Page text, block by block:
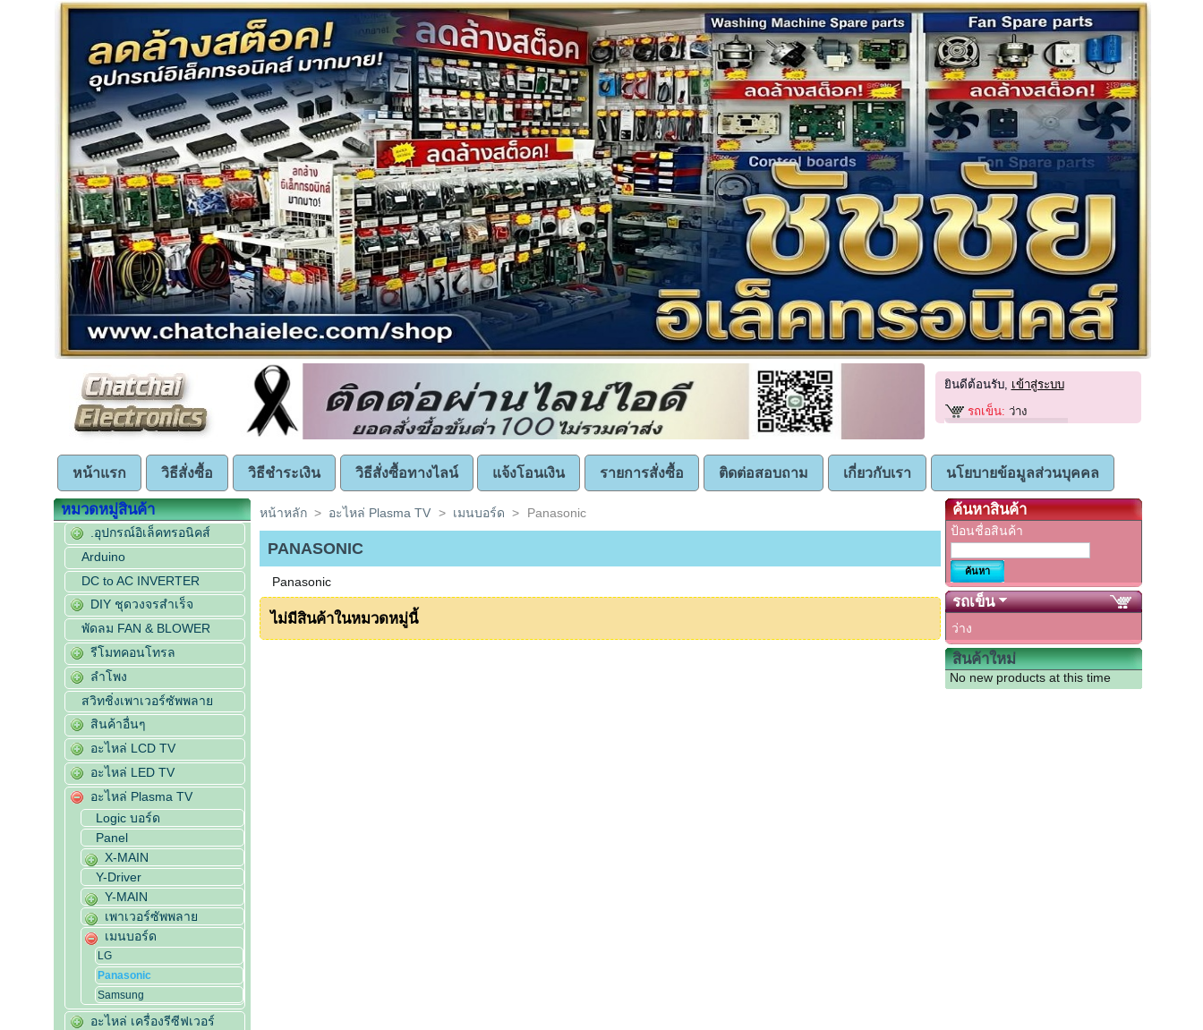
ยินดีต้อนรับ, เข้าสู่ระบบ
รถเข็น: ว่าง
หน้าแรก วิธีสั่งซื้อ วิธีชำระเงิน วิธีสั่งซื้อทางไลน์ แจ้งโอนเงิน รายการสั่งซื้อ ติดต่อสอบถาม เกี่ยวกับเรา นโยบายข้อมูลส่วนบุคคล
หมวดหมู่สินค้า
.อุปกรณ์อิเล็คทรอนิคส์
Arduino
DC to AC INVERTER
DIY ชุดวงจรสำเร็จ
พัดลม FAN & BLOWER
รีโมทคอนโทรล
ลำโพง
สวิทชิ่งเพาเวอร์ซัพพลาย
สินค้าอื่นๆ
อะไหล่ LCD TV
อะไหล่ LED TV
อะไหล่ Plasma TV
Logic บอร์ด
Panel
X-MAIN
Y-Driver
Y-MAIN
เพาเวอร์ซัพพลาย
เมนบอร์ด
LG
Panasonic
Samsung
อะไหล่ เครื่องรีซีฟเวอร์
หน้าหลัก > อะไหล่ Plasma TV > เมนบอร์ด > Panasonic
PANASONIC
Panasonic
ไม่มีสินค้าในหมวดหมู่นี้
ค้นหาสินค้า
ป้อนชื่อสินค้า
รถเข็น
ว่าง
สินค้าใหม่
No new products at this time